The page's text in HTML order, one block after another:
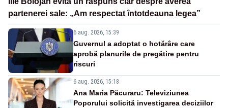
partenerei sale: „Am respectat întotdeauna legea”
6 aug. 2026, 15:39
Guvernul a adoptat o hotărâre care
aprobă planurile de pregătire pentru
riscuri
6 aug. 2026, 15:18
Ana Maria Păcuraru: Televiziunea
Poporului solicită investigarea deciziilor